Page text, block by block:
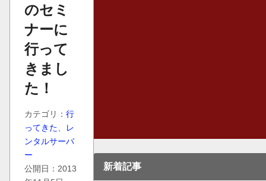
のセミ
ナーに
行って
きまし
た！
カテゴリ： 行
ってきた
レ
ンタルサーバ
ー
公開日：2013
新着記事